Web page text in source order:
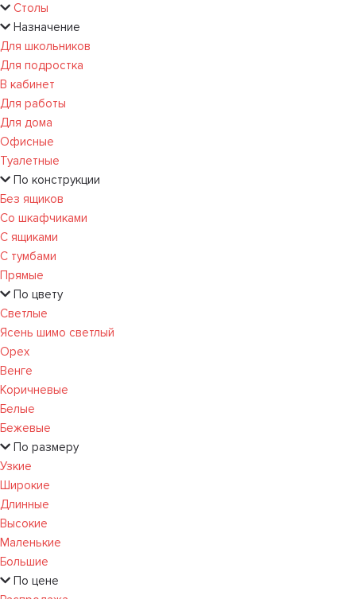
Столы
Назначение
Для школьников
Для подростка
В кабинет
Для работы
Для дома
Офисные
Туалетные
По конструкции
Без ящиков
Со шкафчиками
С ящиками
С тумбами
Прямые
По цвету
Светлые
Ясень шимо светлый
Орех
Венге
Коричневые
Белые
Бежевые
По размеру
Узкие
Широкие
Длинные
Высокие
Маленькие
Большие
По цене